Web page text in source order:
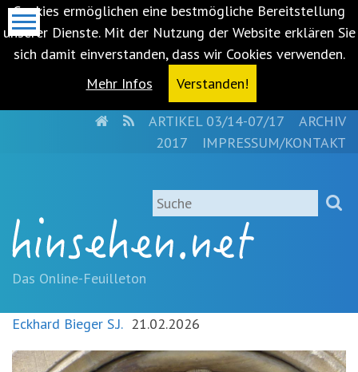
Cookies ermöglichen eine bestmögliche Bereitstellung
unserer Dienste. Mit der Nutzung der Website erklären Sie
sich damit einverstanden, dass wir Cookies verwenden.
Mehr Infos
Verstanden!
springen
(Accesskey
'1')Zur
springen
'3')Zur
HOMERSSARTIKEL 03/14-07/17
ARCHIV
2017
IMPRESSUM/KONTAKT
Suche
Das Online-Feuilleton
Eckhard Bieger S.J. 21.02.2026